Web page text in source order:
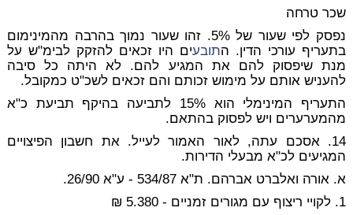
שכר טרחה
נפסק לפי שעור של 5%. זהו שעור נמוך בהרבה מהמינימום
בתעריף עורכי הדין. התובעים היו זכאים להזקק לבימ"ש על
מנת שיפסוק להם את המגיע להם. לא היתה כל סיבה
להעניש אותם על מימוש זכותם והם זכאים לשכ"ט כמקובל.
התעריף המינימלי הוא 15% לתביעה בהיקף תביעת כ"א
מהמערערים ויש לפסוק בהתאם.
14. אסכם עתה, לאור האמור לעייל. את חשבון הפיצויים
המגיעים לכ"א מבעלי הדירות.
א. אורה ואלברט אברהם. ת"א 534/87 - ע"א 26/90.
1. לקויי ריצוף עם מגורים זמניים - 5.380 ₪